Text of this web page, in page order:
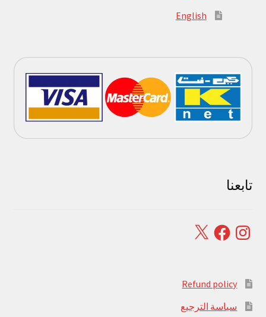
English
تابعنا
Instagram
Facebook
X
Refund policy
سياسة الترجيع